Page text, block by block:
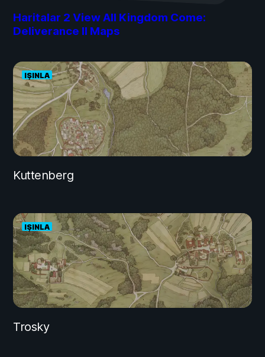
Haritalar 2 View All Kingdom Come:
Deliverance II Maps
IŞINLA
Kuttenberg
IŞINLA
Trosky